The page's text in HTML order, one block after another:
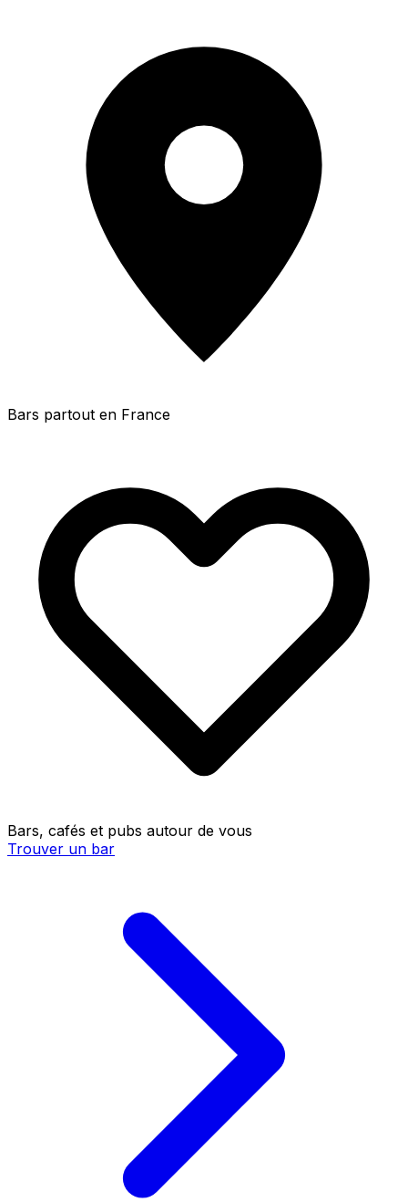
Bars partout en France
Bars, cafés et pubs autour de vous
Trouver un bar